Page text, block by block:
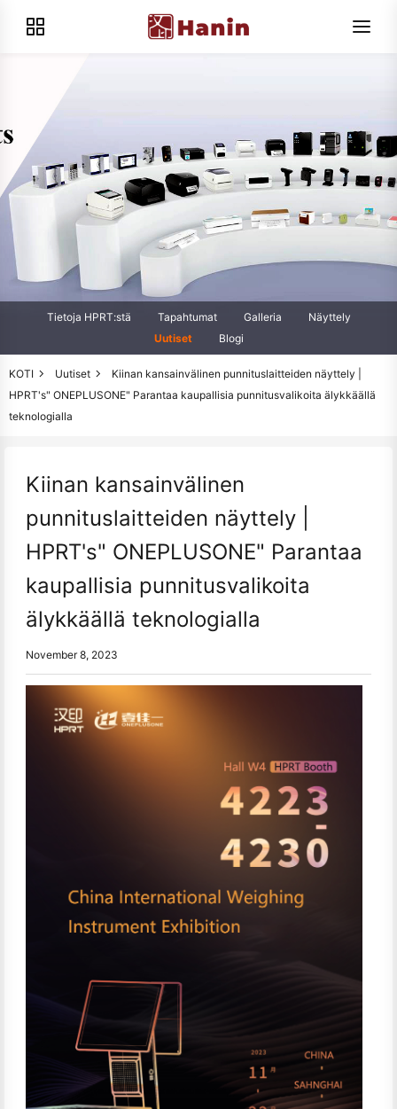
Tietoja HPRT:stä Tapahtumat Galleria
Näyttely
Uutiset
Blogi
KOTI Uutiset
Kiinan kansainvälinen punnituslaitteiden näyttely |
HPRT's" ONEPLUSONE" Parantaa kaupallisia punnitusvalikoita älykkäällä
teknologialla
Kiinan kansainvälinen
punnituslaitteiden näyttely |
HPRT's" ONEPLUSONE" Parantaa
kaupallisia punnitusvalikoita
älykkäällä teknologialla
November 8, 2023